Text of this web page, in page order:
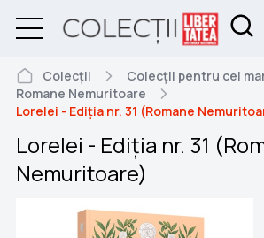
Colecții
Colecții pentru cei
Romane Nemuritoare
Lorelei - Ediția nr. 31 (Romane
Lorelei - Ediția nr. 31
Nemuritoare)